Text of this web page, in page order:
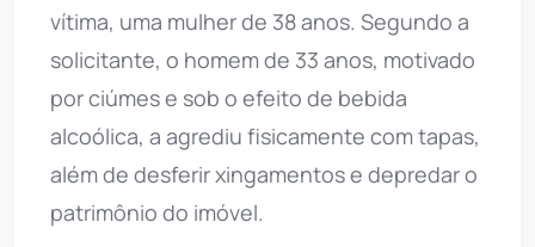
vítima, uma mulher de 38 anos. Segundo a
solicitante, o homem de 33 anos, motivado
por ciúmes e sob o efeito de bebida
alcoólica, a agrediu fisicamente com tapas,
além de desferir xingamentos e depredar o
patrimônio do imóvel.